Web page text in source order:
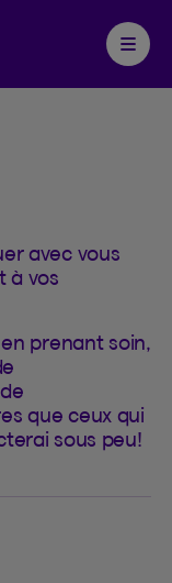
Ouvrir
avec vous
à vos
prenant soin,
que ceux qui
sous peu!